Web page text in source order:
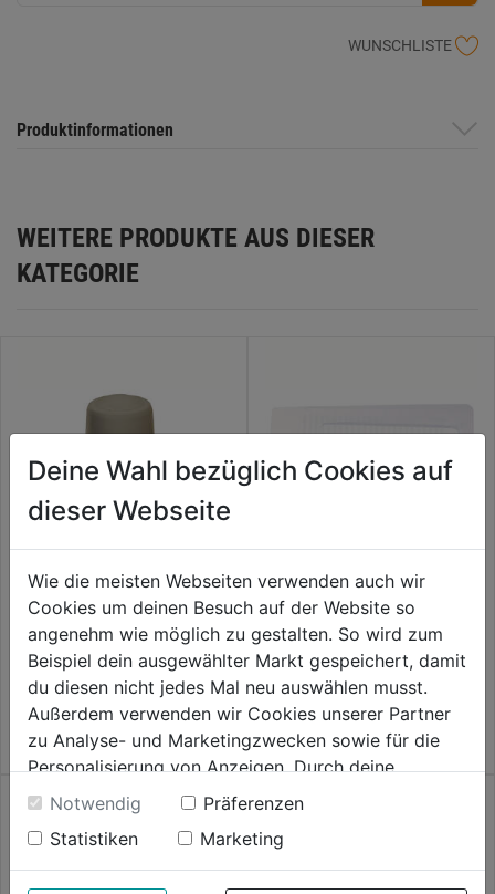
WUNSCHLISTE
Produktinformationen
WEITERE PRODUKTE AUS DIESER
KATEGORIE
u.Dübel,2Stk.
0.0 (0)
0.0
von
Sternen.
6,29€
2Stk.
0.0 (0)
0.0
von
5
Sternen.
6,29€
Deine Wahl bezüglich Cookies auf
dieser Webseite
Wie die meisten Webseiten verwenden auch wir
Cookies um deinen Besuch auf der Website so
angenehm wie möglich zu gestalten. So wird zum
Beispiel dein ausgewählter Markt gespeichert, damit
du diesen nicht jedes Mal neu auswählen musst.
Außerdem verwenden wir Cookies unserer Partner
zu Analyse- und Marketingzwecken sowie für die
Personalisierung von Anzeigen. Durch deine
Einwilligung werden die Daten von Drittanbieter,
unter anderem auch in den USA, verarbeitet.
Durch Klick auf "Alle Cookies erlauben" stimmst du
der Verwendung aller Cookies zu. Unter "Details
Notwendig
Präferenzen
Statistiken
Marketing